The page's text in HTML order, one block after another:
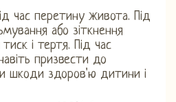
час перетину живота. Під
або зіткнення
і тертя. Під час
призвести до
шкоди здоров'ю дитини і